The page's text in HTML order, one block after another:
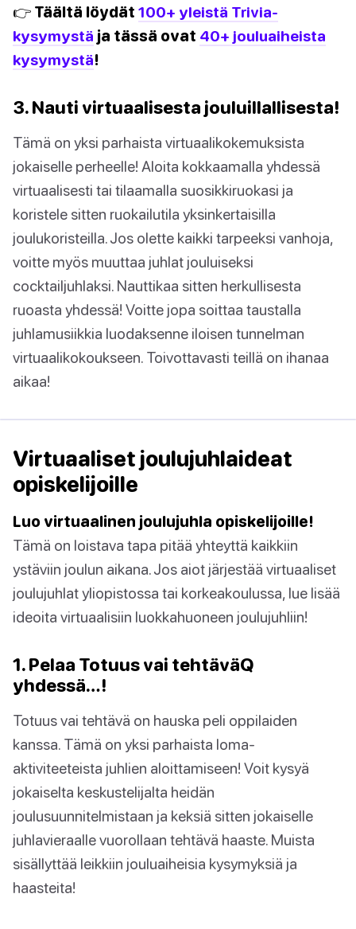
👉 Täältä löydät 100+ yleistä Trivia-
kysymystä ja tässä ovat 40+ jouluaiheista
kysymystä!
3. Nauti virtuaalisesta jouluillallisesta!
Tämä on yksi parhaista virtuaalikokemuksista
jokaiselle perheelle! Aloita kokkaamalla yhdessä
virtuaalisesti tai tilaamalla suosikkiruokasi ja
koristele sitten ruokailutila yksinkertaisilla
joulukoristeilla. Jos olette kaikki tarpeeksi vanhoja,
voitte myös muuttaa juhlat jouluiseksi
cocktailjuhlaksi. Nauttikaa sitten herkullisesta
ruoasta yhdessä! Voitte jopa soittaa taustalla
juhlamusiikkia luodaksenne iloisen tunnelman
virtuaalikokoukseen. Toivottavasti teillä on ihanaa
aikaa!
Virtuaaliset joulujuhlaideat
opiskelijoille
Luo virtuaalinen joulujuhla opiskelijoille!
Tämä on loistava tapa pitää yhteyttä kaikkiin
ystäviin joulun aikana. Jos aiot järjestää virtuaaliset
joulujuhlat yliopistossa tai korkeakoulussa, lue lisää
ideoita virtuaalisiin luokkahuoneen joulujuhliin!
1. Pelaa Totuus vai tehtäväQ
yhdessä…!
Totuus vai tehtävä on hauska peli oppilaiden
kanssa. Tämä on yksi parhaista loma-
aktiviteeteista juhlien aloittamiseen! Voit kysyä
jokaiselta keskustelijalta heidän
joulusuunnitelmistaan ja keksiä sitten jokaiselle
juhlavieraalle vuorollaan tehtävä haaste. Muista
sisällyttää leikkiin jouluaiheisia kysymyksiä ja
haasteita!